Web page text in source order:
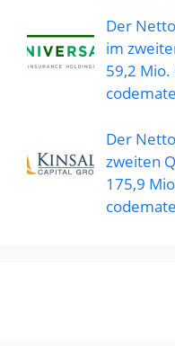
Der
im
59,2 Mio.
Der
zweiten
175,9